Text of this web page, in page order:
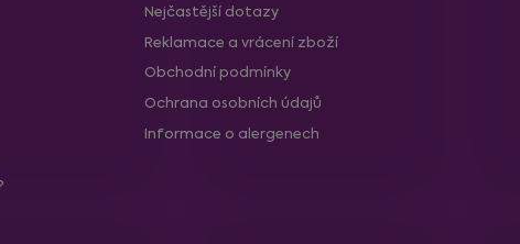
Nejčastější dotazy
Reklamace a vrácení zboží
Obchodní podmínky
Ochrana osobních údajů
Informace o alergenech